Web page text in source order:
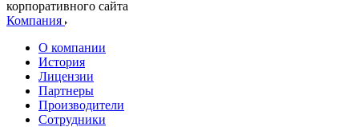
корпоративного сайта
Компания
О компании
История
Лицензии
Партнеры
Производители
Сотрудники